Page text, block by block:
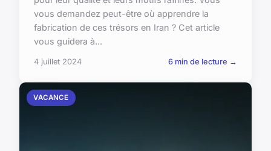
vous demandez peut-être où apprendre la
fabrication de ces trésors en Iran ? Cet article
vous guidera à...
4 juillet 2024 6 min de lecture →
VACANCE